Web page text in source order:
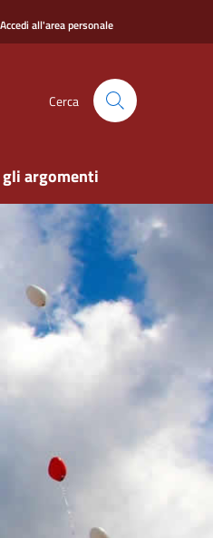
Accedi all'area personale
Cerca
argomenti